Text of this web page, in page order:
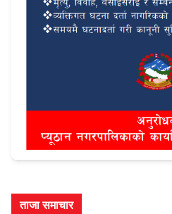
ताजा समाचार